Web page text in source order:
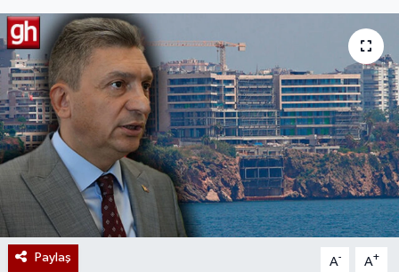
Paylaş A- A+